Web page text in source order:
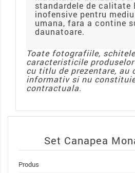
standardele de calitate
inofensive pentru
umana, fara a contine
daunatoare.
Toate fotografiile,
caracteristicile
cu titlu de prezentare, au
informativ si nu
contractuala.
Set Canapea
Produs